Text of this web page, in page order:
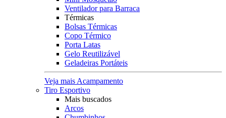
Ventilador para Barraca
Térmicas
Bolsas Térmicas
Copo Térmico
Porta Latas
Gelo Reutilizável
Geladeiras Portáteis
Veja mais Acampamento
Tiro Esportivo
Mais buscados
Arcos